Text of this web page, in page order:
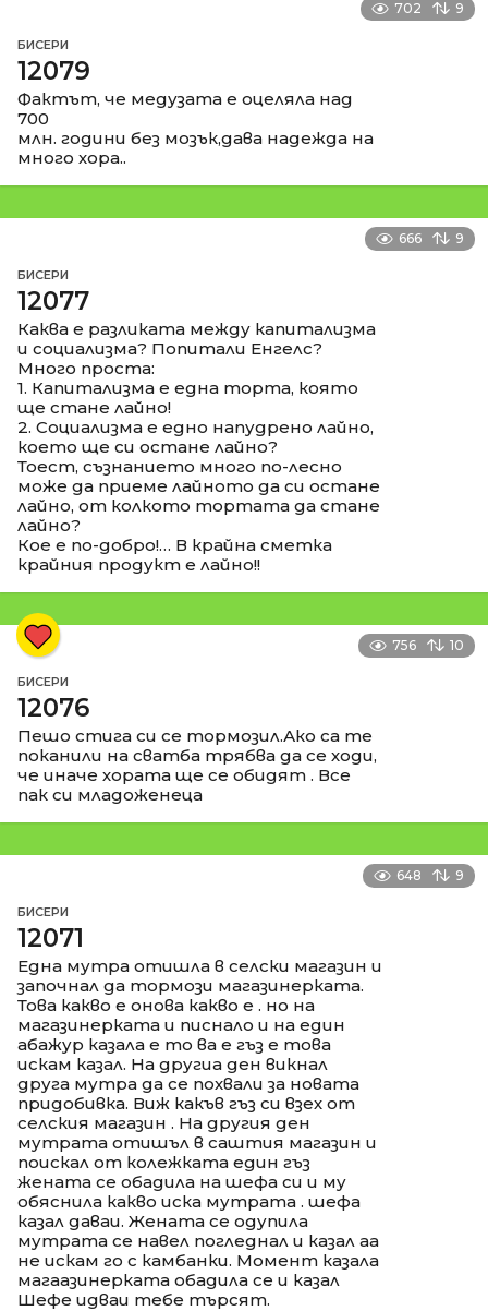
702 9
БИСЕРИ
12079
Фактът, че медузата е оцеляла над
700
млн. години без мозък,дава надежда на
много хора..
666 9
БИСЕРИ
12077
Каква е разликата между капитализма
и социализма? Попитали Енгелс?
Много проста:
1. Капитализма е една торта, която
ще стане лайно!
2. Социализма е едно напудрено лайно,
което ще си остане лайно?
Тоест, съзнанието много по-лесно
може да приеме лайното да си остане
лайно, от колкото тортата да стане
лайно?
Кое е по-добро!… В крайна сметка
крайния продукт е лайно!!
756 10
БИСЕРИ
12076
Пешо стига си се тормозил.Ако са те
поканили на сватба трябва да се ходи,
че иначе хората ще се обидят . Все
пак си младоженеца
648 9
БИСЕРИ
12071
Една мутра отишла в селски магазин и
започнал да тормози магазинерката.
Това какво е онова какво е . но на
магазинерката и писнало и на един
абажур казала е то ва е гъз е това
искам казал. На другиа ден викнал
друга мутра да се похвали за новата
придобивка. Виж какъв гъз си взех от
селския магазин . На другия ден
мутрата отишъл в саштия магазин и
поискал от колежката един гъз
жената се обадила на шефа си и му
обяснила какво иска мутрата . шефа
казал даваи. Жената се одупила
мутрата се навел погледнал и казал аа
не искам го с камбанки. Момент казала
магаазинерката обадила се и казал
Шефе идваи тебе търсят.